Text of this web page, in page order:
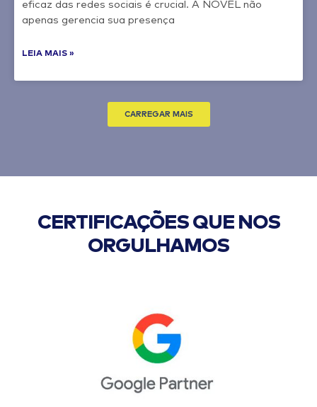
eficaz das redes sociais é crucial. A NOVEL não
apenas gerencia sua presença
LEIA MAIS »
CARREGAR MAIS
CERTIFICAÇÕES QUE NOS
ORGULHAMOS